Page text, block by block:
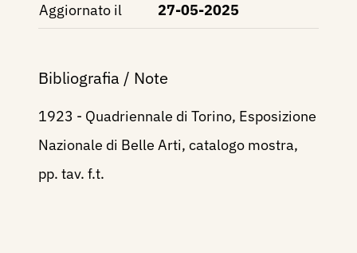
Aggiornato il
27-05-2025
Bibliografia / Note
1923 - Quadriennale di Torino, Esposizione
Nazionale di Belle Arti, catalogo mostra,
pp. tav. f.t.